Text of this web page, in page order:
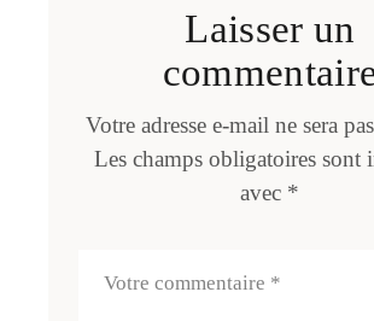
Laisser un
Votre adresse e-mail ne sera
Les champs obligatoires sont
avec *